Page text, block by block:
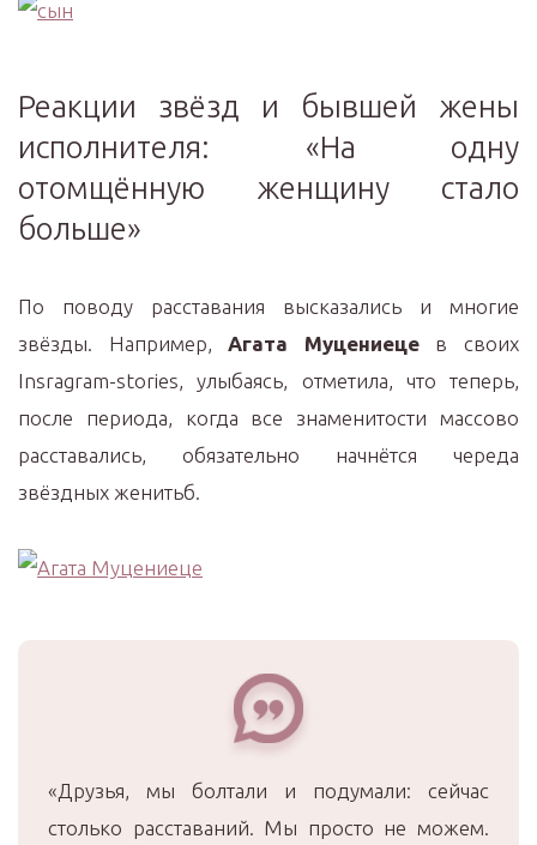
Реакции звёзд и бывшей жены
исполнителя: «На одну
отомщённую женщину стало
больше»
По поводу расставания высказались и многие
звёзды. Например,Агата Муцениецев своих
Insragram-stories, улыбаясь, отметила, что теперь,
после периода, когда все знаменитости массово
расставались, обязательно начнётся череда
звёздных женитьб.
«Друзья, мы болтали и подумали: сейчас
столько расставаний. Мы просто не можем.